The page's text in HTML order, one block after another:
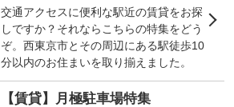
交通アクセスに便利な駅近の賃貸をお探
しですか？それならこちらの特集をどう
ぞ。西東京市とその周辺にある駅徒歩10
分以内のお住まいを取り揃えました。
【賃貸】月極駐車場特集